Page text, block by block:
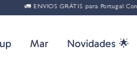
🚛 ENVIOS GRÁTIS para Portugal
Mar Novidades 🌟